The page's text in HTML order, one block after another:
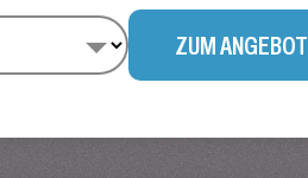
ZUM ANGEBOT